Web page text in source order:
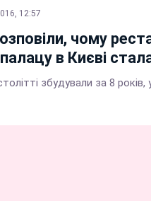
12:57
чому
в Києві
збудували за 8